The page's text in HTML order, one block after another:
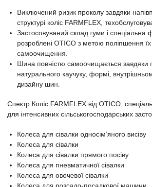
Виключений ризик проколу завдяки
структурі коліс FARMFLEX,
Застосовуваний склад гуми і спеціальна
розроблені OTICO з метою поліпшення їх
самоочищення.
Шина повністю самоочищається завдяки
натурального каучуку, формі,
дизайну шин.
Спектр Коліс FARMFLEX від OTICO,
для інтенсивних сільськогосподарських
Колеса для сівалки односім’яного висіву
Колеса для сівалки
Колеса для сівалки прямого посіву
Колеса для пневматичної сівалки
Колеса для овочевої сівалки